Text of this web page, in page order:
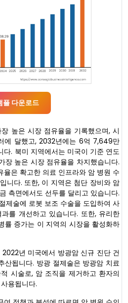
플 다운로드
높은 시장 점유율을 기록했으며, 시
에 달했고, 2032년에는 6억 7,649만
다. 북미 지역에서는 미국이 기준 연도
장 높은 시장 점유율을 차지했습니다.
율은 확고한 의료 인프라와 암 병원 수
니다. 또한, 이 지역은 첨단 장비와 암
측면에서도 선두를 달리고 있습니다.
제술에 로봇 보조 수술을 도입하여 사
를 개선하고 있습니다. 또한, 유리한
률 증가는 이 지역의 시장을 활성화하
2022년 미국에서 방광암 신규 진단 건
산됩니다. 방광 절제술은 방광암 치료
시술로, 암 조직을 제거하고 환자의
용됩니다.